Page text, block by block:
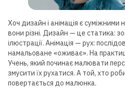
Хоч дизайн і анімація є
вони різні. Дизайн — це статика:
ілюстрації. Анімація — рух:
намальоване «оживає». На
Учень, який починає малювати
змусити їх рухатися. А той, хто
повертається до малюнка.